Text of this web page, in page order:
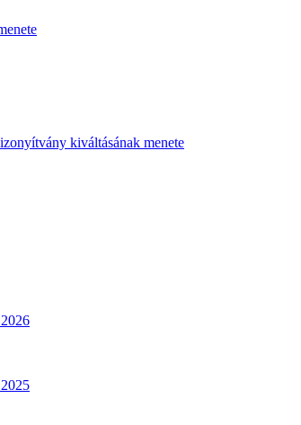
kiváltásának menete